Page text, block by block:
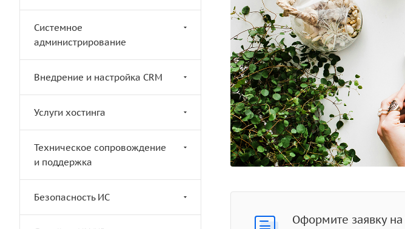
Оформите заявку
Системное
администрирование
Внедрение и настройка CRM
Услуги хостинга
Техническое сопровождение
и поддержка
Безопасность ИС